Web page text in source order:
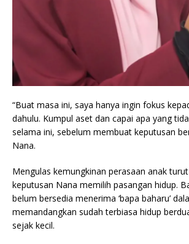
“Buat masa ini, saya hanya ingin fokus
dahulu. Kumpul aset dan capai apa yang
selama ini, sebelum membuat keputusan
Nana.
Mengulas kemungkinan perasaan anak
keputusan Nana memilih pasangan hidup.
belum bersedia menerima ‘bapa baharu’
memandangkan sudah terbiasa hidup
sejak kecil.